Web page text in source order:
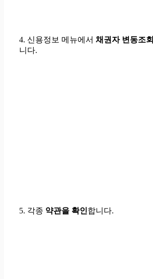
4. 신용정보 메뉴에서 채권자 변동조회
니다.
5. 각종 약관을 확인합니다.